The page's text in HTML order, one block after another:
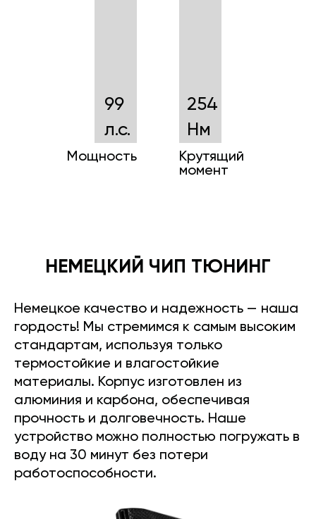
99
л.с.
Мощность
254
Нм
Крутящий
момент
НЕМЕЦКИЙ ЧИП ТЮНИНГ
Немецкое качество и надежность — наша
гордость! Мы стремимся к самым высоким
стандартам, используя только
термостойкие и влагостойкие
материалы. Корпус изготовлен из
алюминия и карбона, обеспечивая
прочность и долговечность. Наше
устройство можно полностью погружать в
воду на 30 минут без потери
работоспособности.